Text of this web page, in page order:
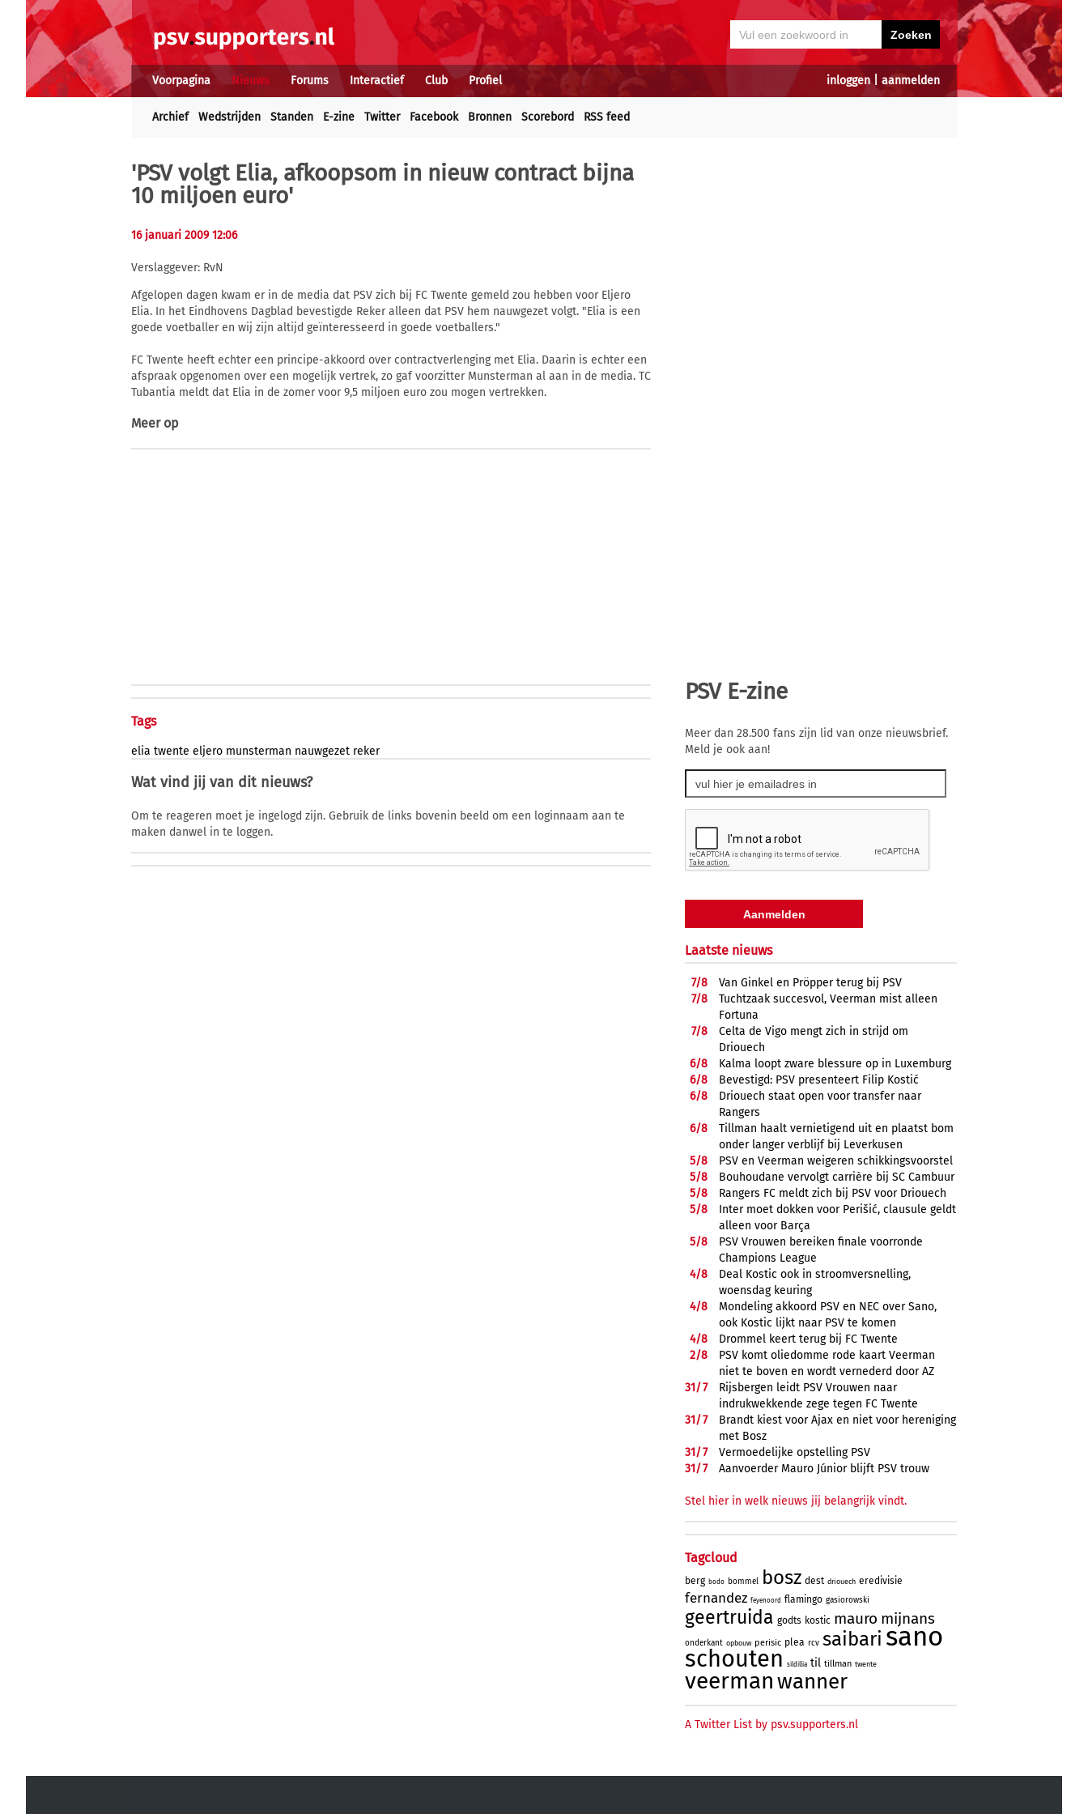
inloggen| aanmelden
Voorpagina Nieuws Forums Interactief Club Profiel
Archief Wedstrijden Standen E-zine Twitter Facebook Bronnen Scorebord RSS feed
'PSV volgt Elia, afkoopsom in nieuw contract bijna
10 miljoen euro'
16 januari 2009 12:06
Verslaggever: RvN
Afgelopen dagen kwam er in de media dat PSV zich bij FC Twente gemeld zou hebben voor Eljero
Elia. In het Eindhovens Dagblad bevestigde Reker alleen dat PSV hem nauwgezet volgt. "Elia is een
goede voetballer en wij zijn altijd geïnteresseerd in goede voetballers."
FC Twente heeft echter een principe-akkoord over contractverlenging met Elia. Daarin is echter een
afspraak opgenomen over een mogelijk vertrek, zo gaf voorzitter Munsterman al aan in de media. TC
Tubantia meldt dat Elia in de zomer voor 9,5 miljoen euro zou mogen vertrekken.
Meer op
Tags
elia twente eljero munsterman nauwgezet reker
Wat vind jij van dit nieuws?
Om te reageren moet je ingelogd zijn. Gebruik de links bovenin beeld om een loginnaam aan te
maken danwel in te loggen.
PSV E-zine
Meer dan 28.500 fans zijn lid van onze nieuwsbrief.
Meld je ook aan!
Laatste nieuws
7/8
Van Ginkel en Pröpper terug bij PSV
7/8
Tuchtzaak succesvol, Veerman mist alleen
Fortuna
7/8
Celta de Vigo mengt zich in strijd om
Driouech
6/8
Kalma loopt zware blessure op in Luxemburg
6/8
Bevestigd: PSV presenteert Filip Kostić
6/8
Driouech staat open voor transfer naar
Rangers
6/8
Tillman haalt vernietigend uit en plaatst bom
onder langer verblijf bij Leverkusen
5/8
PSV en Veerman weigeren schikkingsvoorstel
5/8
Bouhoudane vervolgt carrière bij SC Cambuur
5/8
Rangers FC meldt zich bij PSV voor Driouech
5/8
Inter moet dokken voor Perišić, clausule geldt
alleen voor Barça
5/8
PSV Vrouwen bereiken finale voorronde
Champions League
4/8
Deal Kostic ook in stroomversnelling,
woensdag keuring
4/8
Mondeling akkoord PSV en NEC over Sano,
ook Kostic lijkt naar PSV te komen
4/8
Drommel keert terug bij FC Twente
2/8
PSV komt oliedomme rode kaart Veerman
niet te boven en wordt vernederd door AZ
31/7
Rijsbergen leidt PSV Vrouwen naar
indrukwekkende zege tegen FC Twente
31/7
Brandt kiest voor Ajax en niet voor hereniging
met Bosz
31/7
Vermoedelijke opstelling PSV
31/7 Aanvoerder Mauro Júnior blijft PSV trouw
Stel hier in welk nieuws jij belangrijk vindt.
Tagcloud
berg bodo bommel bosz dest driouech eredivisie
fernandez feyenoord flamingo gasiorowski
geertruida godts kostic mauro mijnans
onderkant opbouw perisic plea rcv saibari sano
schouten sildillia til tillman twente
veermanwanner
A Twitter List by psv.supporters.nl